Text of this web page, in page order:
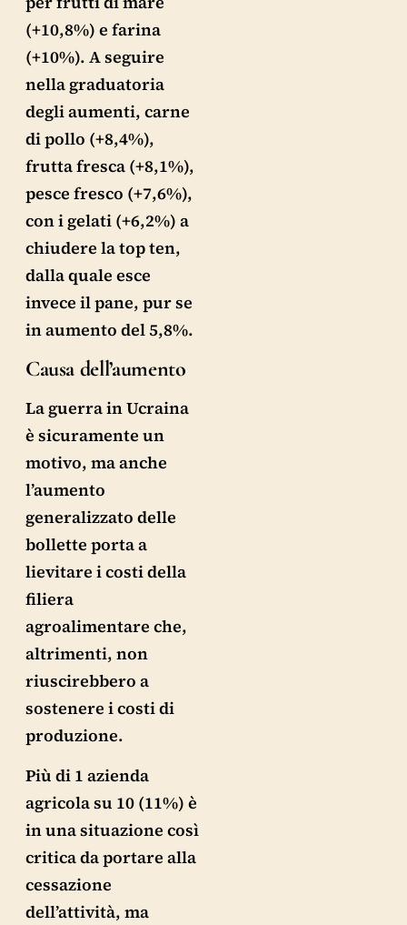
(+10,8%) e farina
(+10%). A seguire
nella graduatoria
degli aumenti, carne
di pollo (+8,4%),
frutta fresca (+8,1%),
pesce fresco (+7,6%),
con i gelati (+6,2%) a
chiudere la top ten,
dalla quale esce
invece il pane, pur se
in aumento del 5,8%.
Causa dell’aumento
La guerra in Ucraina
è sicuramente un
motivo, ma anche
l’aumento
generalizzato delle
bollette porta a
lievitare i costi della
filiera
agroalimentare che,
altrimenti, non
riuscirebbero a
sostenere i costi di
produzione.
Più di 1 azienda
agricola su 10 (11%) è
in una situazione così
critica da portare alla
cessazione
dell’attività, ma